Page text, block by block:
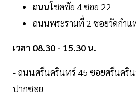
ถนนโชคชัย 4 ซอย 22
ถนนพระรามที่ 2 ซอยวัดกำ
เวลา 08.30 - 15.30 น.
- ถนนศรีนครินทร์ 45 ซอยศรีนคริ
ปากซอย